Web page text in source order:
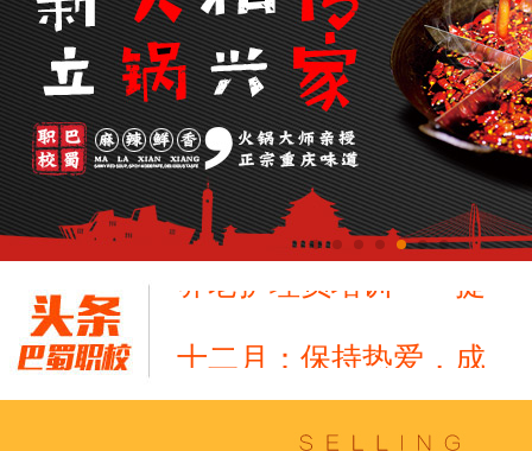
跟“emo”说拜拜！
浓浓端午情，欢乐“粽
这个春天，以爱之名，
养老护理员培训——提
跟“emo”说拜拜！